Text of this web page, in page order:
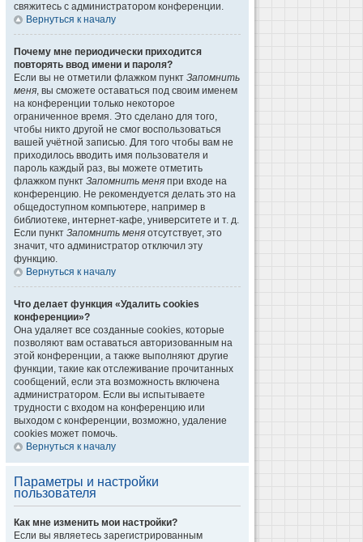
свяжитесь с администратором конференции.
Вернуться к началу
Почему мне периодически приходится
повторять ввод имени и пароля?
Если вы не отметили флажком пункт Запомнить
меня, вы сможете оставаться под своим именем
на конференции только некоторое
ограниченное время. Это сделано для того,
чтобы никто другой не смог воспользоваться
вашей учётной записью. Для того чтобы вам не
приходилось вводить имя пользователя и
пароль каждый раз, вы можете отметить
флажком пункт Запомнить меня при входе на
конференцию. Не рекомендуется делать это на
общедоступном компьютере, например в
библиотеке, интернет-кафе, университете и т. д.
Если пункт Запомнить меня отсутствует, это
значит, что администратор отключил эту
функцию.
Вернуться к началу
Что делает функция «Удалить cookies
конференции»?
Она удаляет все созданные cookies, которые
позволяют вам оставаться авторизованным на
этой конференции, а также выполняют другие
функции, такие как отслеживание прочитанных
сообщений, если эта возможность включена
администратором. Если вы испытываете
трудности с входом на конференцию или
выходом с конференции, возможно, удаление
cookies может помочь.
Вернуться к началу
Параметры и настройки
пользователя
Как мне изменить мои настройки?
Если вы являетесь зарегистрированным